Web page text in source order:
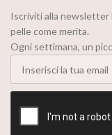
Iscriviti alla newsletter
pelle come merita.
Ogni settimana, un